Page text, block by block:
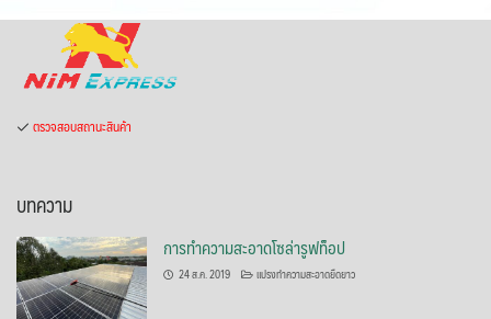
ตรวจสอบสถานะสินค้า
บทความ
การทำความสะอาดโซล่ารูฟท็อป
24 ส.ค. 2019 แปรงทำความสะอาดยืดยาว